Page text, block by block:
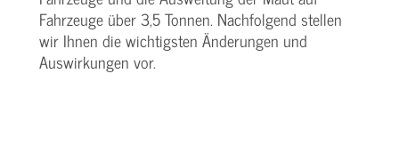
Fahrzeuge über 3,5 Tonnen. Nachfolgend stellen
wir Ihnen die wichtigsten Änderungen und
Auswirkungen vor.